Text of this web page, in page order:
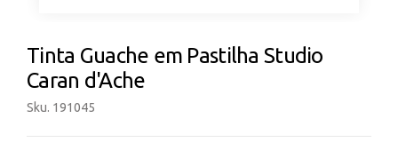
Tinta Guache em Pastilha Studio
Caran d'Ache
Sku. 191045